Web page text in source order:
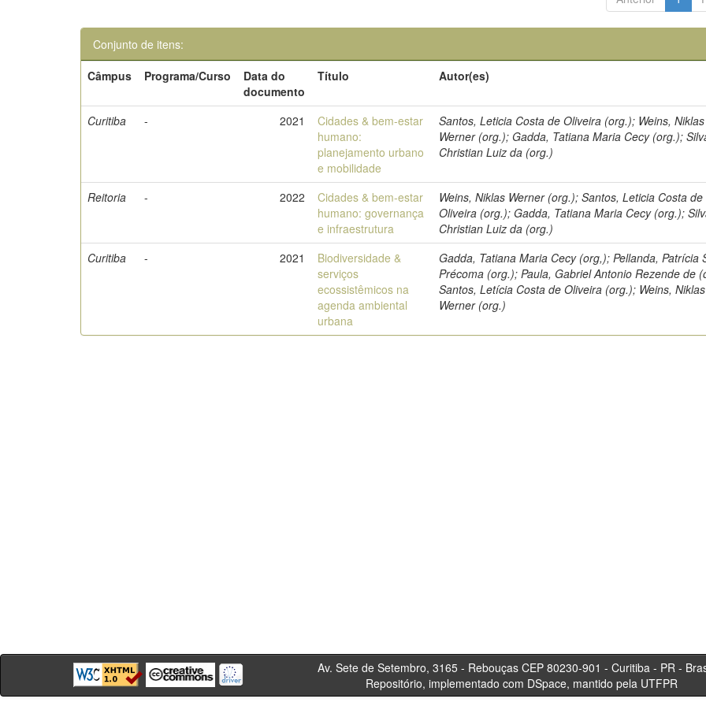
Conjunto de itens:
Câmpus
Programa/Curso
Data do
documento
Título Autor(es)
Curitiba - 2021
Cidades & bem-estar
humano:
planejamento urbano
e mobilidade
Santos, Leticia Costa de Oliveira (org.); Weins, Niklas
Werner (org.); Gadda, Tatiana Maria Cecy (org.);
Christian Luiz da (org.)
Reitoria - 2022
Cidades & bem-estar
humano: governança
e infraestrutura
Weins, Niklas Werner (org.); Santos, Leticia Costa de
Oliveira (org.); Gadda, Tatiana Maria Cecy (org.);
Christian Luiz da (org.)
Curitiba
- 2021
Biodiversidade &
serviços
ecossistêmicos na
agenda ambiental
urbana
Gadda, Tatiana Maria Cecy (org,); Pellanda, Patrícia
Précoma (org.); Paula, Gabriel Antonio Rezende de
Santos, Letícia Costa de Oliveira (org.); Weins, Niklas
Werner (org.)
Av. Sete de Setembro, 3165 - Rebouças CEP 80230-901 -
Repositório, implementado com DSpace, mantido pela UTFPR